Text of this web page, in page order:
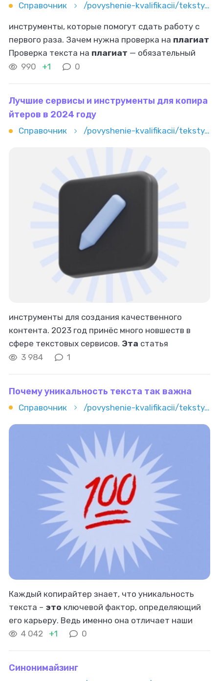
Справочник /povyshenie-kvalifikacii/teksty/redaktura/kak-proverit-tekst-na-plagiat-onlayn-luchshie-servisy-2025
инструменты, которые помогут сдать работу с
первого раза. Зачем нужна проверка на плагиат
Проверка текста на плагиат — обязательный
этап перед сдачей любой учебной работы.
990 +1 0
Лучшие сервисы и инструменты для копира
йтеров в 2024 году
Справочник /povyshenie-kvalifikacii/teksty/kopirajting/luchshie-servisy-i-instrumenty-dlya-kopirayterov-v-2024-godu
инструменты для создания качественного
контента. 2023 год принёс много новшеств в
сфере текстовых сервисов. Эта статья
рассказывает о самых удобных инструментах,
3 984 1
Почему уникальность текста так важна
Справочник /povyshenie-kvalifikacii/teksty/kopirajting/pochemu-unikalnost-teksta-tak-vajna
Каждый копирайтер знает, что уникальность
текста – это ключевой фактор, определяющий
его карьеру. Ведь именно она отличает наши
работы от массы стандартных статей, делая их
4 042 +1 0
Синонимайзинг